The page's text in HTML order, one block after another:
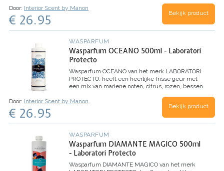
100 wasbeurten)
Door: Interior Scent by Manon
€ 26.95 Bekijk product
WASPARFUM
Wasparfum OCEANO 500ml - Laboratori
Protecto
Wasparfum OCEANO van het merk LABORATORI
PROTECTO, heeft een heerlijke frisse geur met
een mix van mariene noten, citrus, rozen, bessen
wasbeurten)
Door: Interior Scent by Manon
€ 26.95 Bekijk product
WASPARFUM
Wasparfum DIAMANTE MAGICO 500ml
- Laboratori Protecto
Wasparfum DIAMANTE MAGICO van het merk